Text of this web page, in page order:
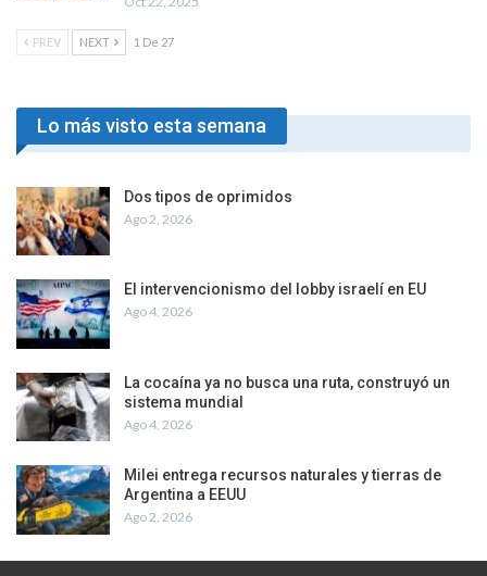
PREV NEXT 1 De 27
Lo más visto esta semana
Dos tipos de oprimidos
Ago 2, 2026
El intervencionismo del lobby israelí en EU
Ago 4, 2026
La cocaína ya no busca una ruta, construyó un
sistema mundial
Ago 4, 2026
Milei entrega recursos naturales y tierras de
Argentina a EEUU
Ago 2, 2026